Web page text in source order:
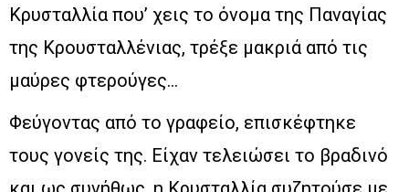
Κρυσταλλία που’ χεις το όνομα της Παναγίας
της Κρουσταλλένιας, τρέξε μακριά από τις
μαύρες φτερούγες…
Φεύγοντας από το γραφείο, επισκέφτηκε
τους γονείς της. Είχαν τελειώσει το βραδινό